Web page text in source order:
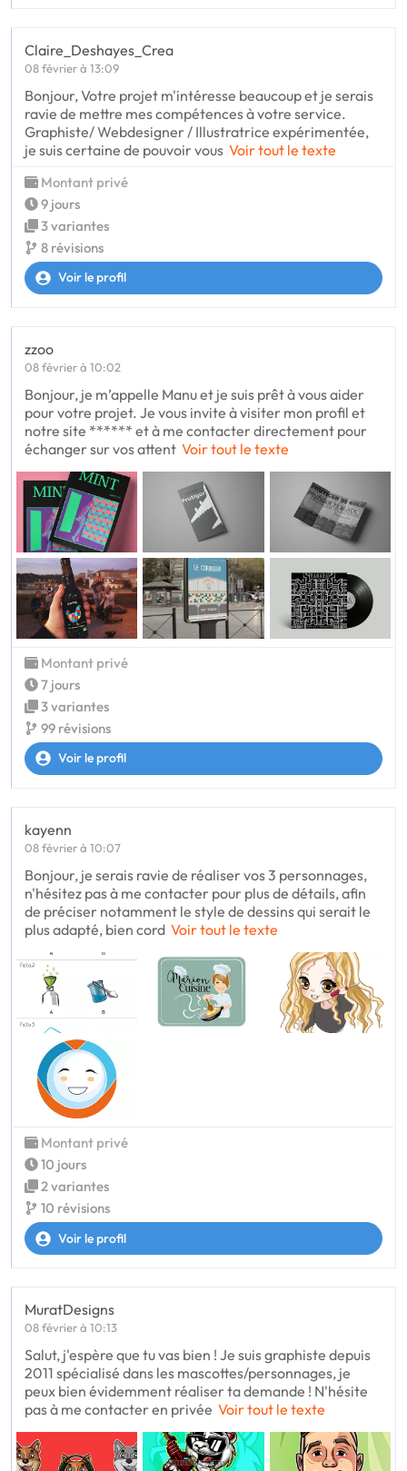
Claire_Deshayes_Crea
08 février à 13:09
Bonjour, Votre projet m'intéresse beaucoup et je serais
ravie de mettre mes compétences à votre service.
Graphiste/ Webdesigner / Illustratrice expérimentée,
je suis certaine de pouvoir vous Voir tout le texte
Montant privé
9 jours
3 variantes
8 révisions
Voir le profil
zzoo
08 février à 10:02
Bonjour, je m’appelle Manu et je suis prêt à vous aider
pour votre projet. Je vous invite à visiter mon profil et
notre site ****** et à me contacter directement pour
échanger sur vos attent Voir tout le texte
Montant privé
7 jours
3 variantes
99 révisions
Voir le profil
kayenn
08 février à 10:07
Bonjour, je serais ravie de réaliser vos 3 personnages,
n'hésitez pas à me contacter pour plus de détails, afin
de préciser notamment le style de dessins qui serait le
plus adapté, bien cord Voir tout le texte
Montant privé
10 jours
2 variantes
10 révisions
Voir le profil
MuratDesigns
08 février à 10:13
Salut, j'espère que tu vas bien ! Je suis graphiste depuis
2011 spécialisé dans les mascottes/personnages, je
peux bien évidemment réaliser ta demande ! N'hésite
pas à me contacter en privée Voir tout le texte